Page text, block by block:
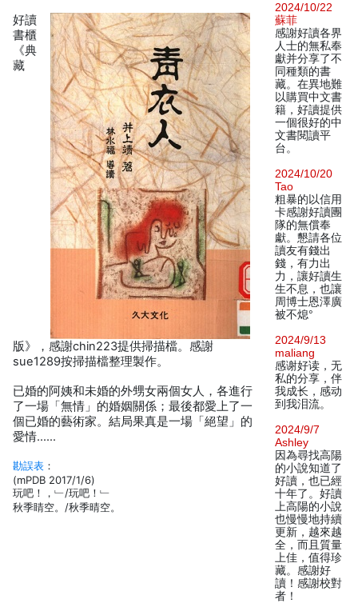
好讀
書櫃
《典
藏
版》，感謝chin223提供掃描檔。感謝
sue1289按掃描檔整理製作。
已婚的阿姨和未婚的外甥女兩個女人，各進行
了一場「無情」的婚姻關係；最後都愛上了一
個已婚的藝術家。結局果真是一場「絕望」的
愛情……
勘誤表 ：
(mPDB 2017/1/6)
玩吧！，﹂/玩吧！﹂
秋季睛空。/秋季晴空。
2024/10/22
蘇菲
感謝好讀各界
人士的無私奉
獻并分享了不
同種類的書
藏。在異地難
以購買中文書
籍，好讀提供
一個很好的中
文書閱讀平
台。
2024/10/20
Tao
粗暴的以信用
卡感謝好讀團
隊的無償奉
獻。懇請各位
讀友有錢出
錢，有力出
力，讓好讀生
生不息，也讓
周博士恩澤廣
被不熄°
2024/9/13
maliang
感谢好读，无
私的分享，伴
我成长，感动
到我泪流。
2024/9/7
Ashley
因為尋找高陽
的小說知道了
好讀，也已經
十年了。好讀
上高陽的小說
也慢慢地持續
更新，越來越
全，而且質量
上佳，值得珍
藏。感謝好
讀！感謝校對
者！